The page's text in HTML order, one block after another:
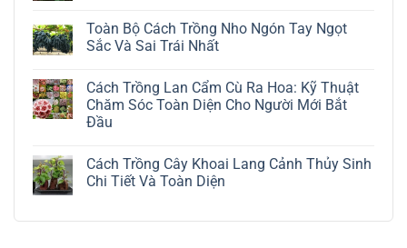
Cây
Đô
La
Thuật
Chăm
Sóc
Lá
Tế
bình
luận
ở
Địa
Lan
Tứ
Thời:
Chi
Tiết
Trồng
Toàn Bộ Cách Trồng Nho Ngón Tay Ngọt
Sắc Và Sai Trái Nhất
bình
luận
ở
Toàn
Trồng
Nho
Ngón
Cách Trồng Lan Cẩm Cù Ra Hoa: Kỹ Thuật
Chăm Sóc Toàn Diện Cho Người Mới Bắt
Đầu
bình
luận
ở
Lan
Cách Trồng Cây Khoai Lang Cảnh Thủy Sinh
Chi Tiết Và Toàn Diện
bình